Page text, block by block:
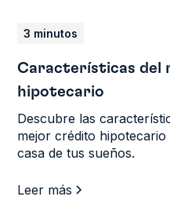
3 minutos
Características del
hipotecario
Descubre las
mejor crédito
casa de tus sueños.
Leer más